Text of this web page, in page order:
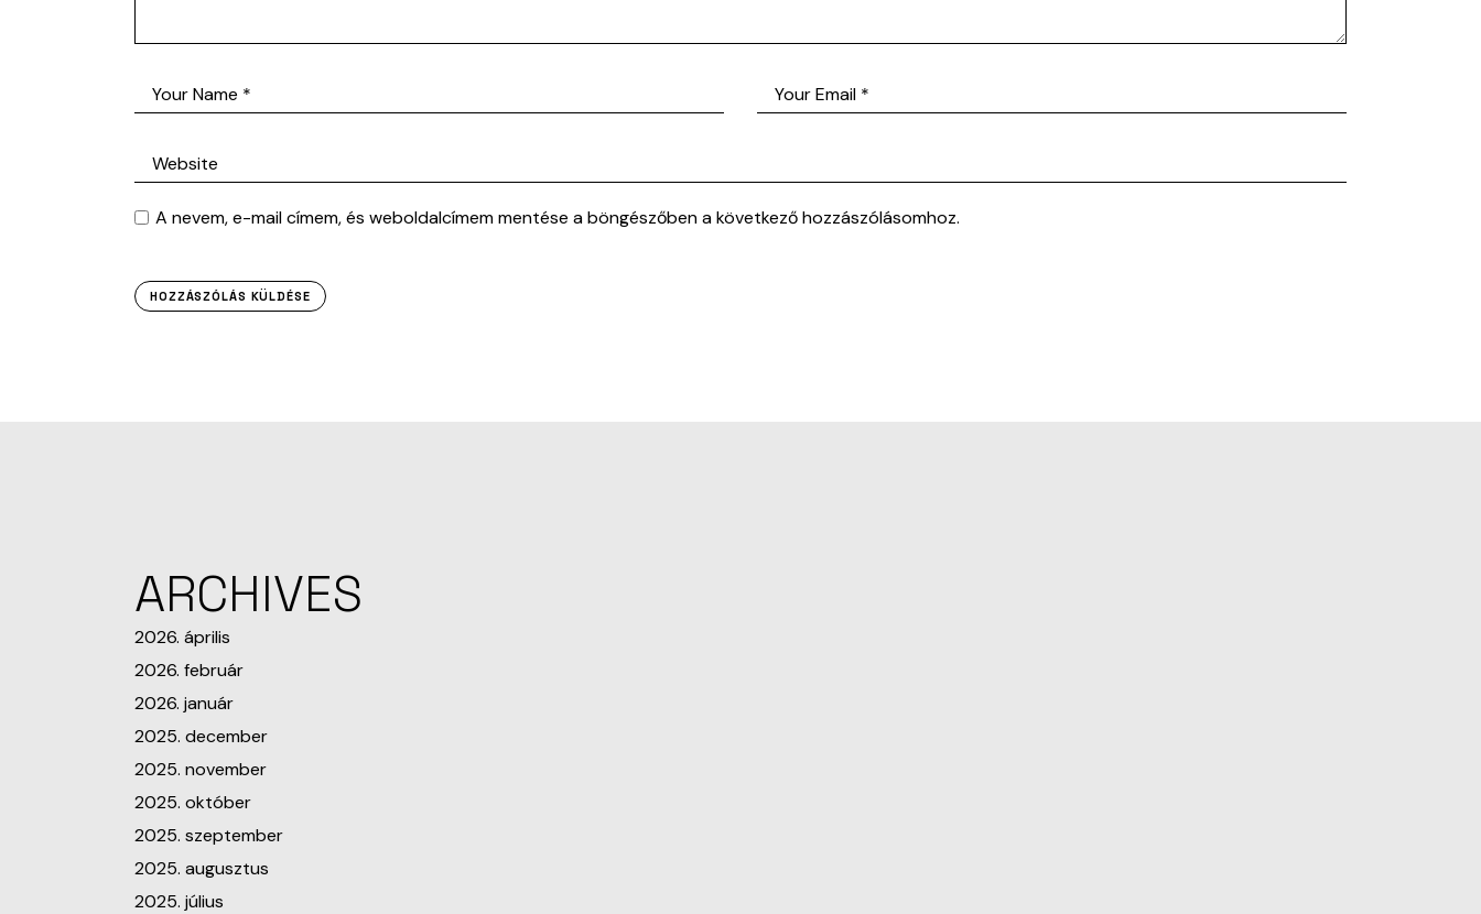
A nevem, e-mail címem, és weboldalcímem mentése a böngészőben a következő hozzászólásomhoz.
HOZZÁSZÓLÁS KÜLDÉSE
ARCHIVES
2026. április
2026. február
2026. január
2025. december
2025. november
2025. október
2025. szeptember
2025. augusztus
2025. július